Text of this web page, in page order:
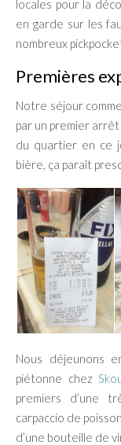
locales pour la
en garde sur les
nombreux
Premières
Notre séjour
par un premier
du quartier en ce
bière, ça paraît
Nous déjeunons
piétonne chez
premiers d’une
carpaccio de
d’une bouteille de